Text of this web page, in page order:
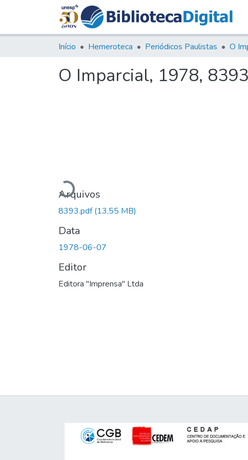
Início Hemeroteca Periódicos Paulistas O
O Imparcial, 1978, 8393
Carregando...
Arquivos
8393.pdf(13,55 MB)
Data
1978-06-07
Editor
Editora "Imprensa" Ltda